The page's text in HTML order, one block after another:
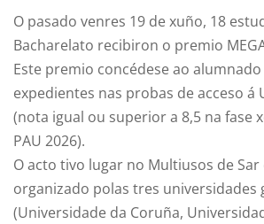
O pasado venres 19 de xuño, 18
Bacharelato recibiron o premio
Este premio concédese ao
expedientes nas probas de acceso á
(nota igual ou superior a 8,5 na fase
PAU 2026).
O acto tivo lugar no Multiusos de Sar
organizado polas tres universidades
(Universidade da Coruña,